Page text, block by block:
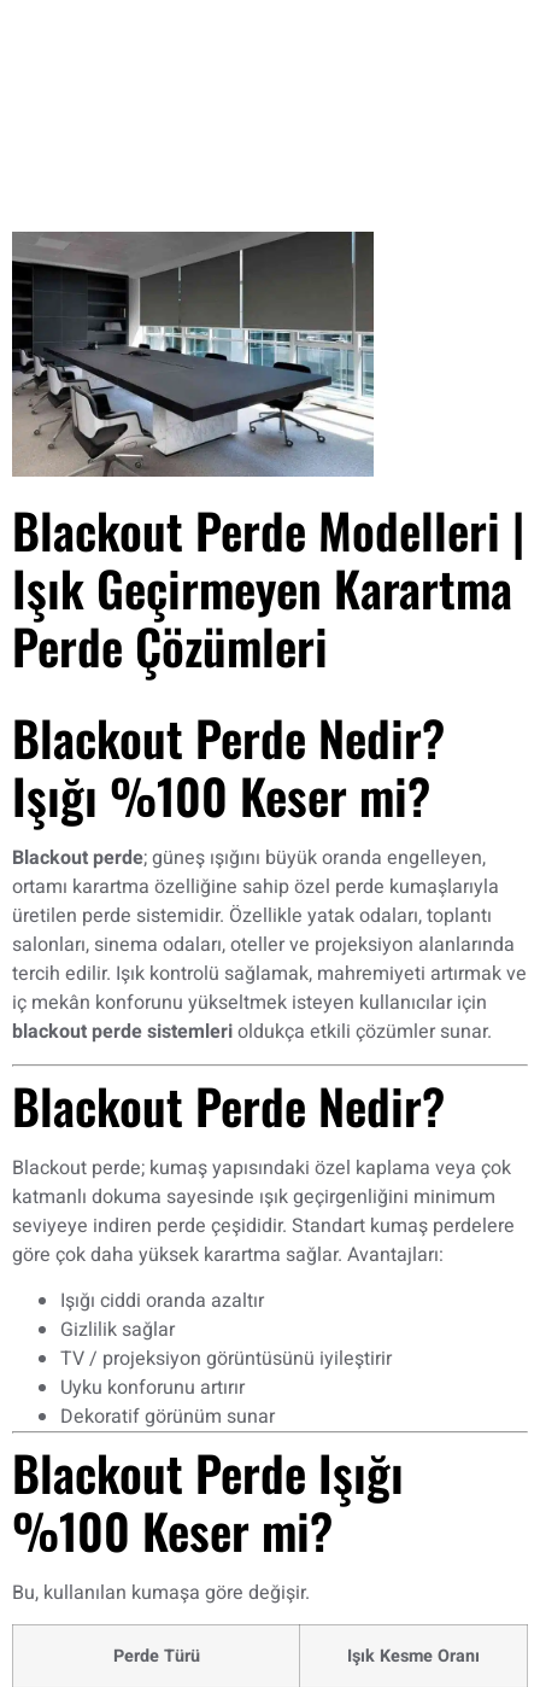
Blackout Perde Modelleri |
Işık Geçirmeyen Karartma
Perde Çözümleri
Blackout Perde Nedir?
Işığı %100 Keser mi?
Blackout perde; güneş ışığını büyük oranda engelleyen,
ortamı karartma özelliğine sahip özel perde kumaşlarıyla
üretilen perde sistemidir. Özellikle yatak odaları, toplantı
salonları, sinema odaları, oteller ve projeksiyon alanlarında
tercih edilir. Işık kontrolü sağlamak, mahremiyeti artırmak ve
iç mekân konforunu yükseltmek isteyen kullanıcılar için
blackout perde sistemlerioldukça etkili çözümler sunar.
Blackout Perde Nedir?
Blackout perde; kumaş yapısındaki özel kaplama veya çok
katmanlı dokuma sayesinde ışık geçirgenliğini minimum
seviyeye indiren perde çeşididir. Standart kumaş perdelere
göre çok daha yüksek karartma sağlar. Avantajları:
Işığı ciddi oranda azaltır
Gizlilik sağlar
TV / projeksiyon görüntüsünü iyileştirir
Uyku konforunu artırır
Dekoratif görünüm sunar
Blackout Perde Işığı
%100 Keser mi?
Bu, kullanılan kumaşa göre değişir.
Perde Türü Işık Kesme Oranı